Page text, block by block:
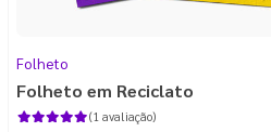
Folheto
Folheto em Reciclato
(1 avaliação)